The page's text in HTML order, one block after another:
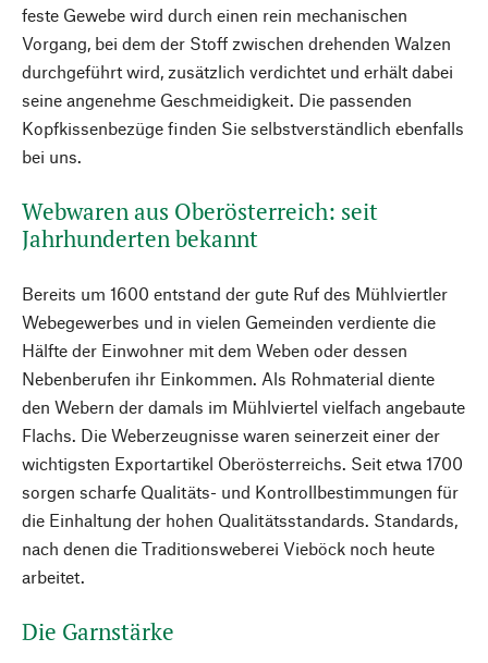
feste Gewebe wird durch einen rein mechanischen
Vorgang, bei dem der Stoff zwischen drehenden Walzen
durchgeführt wird, zusätzlich verdichtet und erhält dabei
seine angenehme Geschmeidigkeit. Die passenden
Kopfkissenbezüge finden Sie selbstverständlich ebenfalls
bei uns.
Webwaren aus Oberösterreich: seit
Jahrhunderten bekannt
Bereits um 1600 entstand der gute Ruf des Mühlviertler
Webegewerbes und in vielen Gemeinden verdiente die
Hälfte der Einwohner mit dem Weben oder dessen
Nebenberufen ihr Einkommen. Als Rohmaterial diente
den Webern der damals im Mühlviertel vielfach angebaute
Flachs. Die Weberzeugnisse waren seinerzeit einer der
wichtigsten Exportartikel Oberösterreichs. Seit etwa 1700
sorgen scharfe Qualitäts- und Kontrollbestimmungen für
die Einhaltung der hohen Qualitätsstandards. Standards,
nach denen die Traditionsweberei Vieböck noch heute
arbeitet.
Die Garnstärke